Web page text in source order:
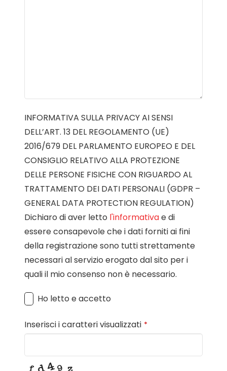
INFORMATIVA SULLA PRIVACY AI SENSI
DELL’ART. 13 DEL REGOLAMENTO (UE)
2016/679 DEL PARLAMENTO EUROPEO E DEL
CONSIGLIO RELATIVO ALLA PROTEZIONE
DELLE PERSONE FISICHE CON RIGUARDO AL
TRATTAMENTO DEI DATI PERSONALI (GDPR –
GENERAL DATA PROTECTION REGULATION)
Dichiaro di aver letto l'informativae di
essere consapevole che i dati forniti ai fini
della registrazione sono tutti strettamente
necessari al servizio erogato dal sito per i
quali il mio consenso non è necessario.
Ho letto e accetto
Inserisci i caratteri visualizzati *